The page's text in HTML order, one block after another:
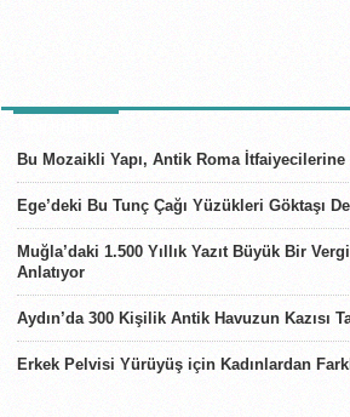
Bu Mozaikli Yapı, Antik Roma
Ege’deki Bu Tunç Çağı Yüzükleri Göktaşı
Muğla’daki 1.500 Yıllık Yazıt Büyük Bir
Anlatıyor
Aydın’da 300 Kişilik Antik Havuzun Kazısı
Erkek Pelvisi Yürüyüş için Kadınlardan